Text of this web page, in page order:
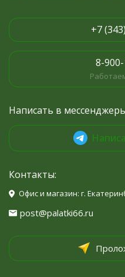
+7
8-
Написать в
Контакты:
Офис и магазин: г.
post@palatki66.ru